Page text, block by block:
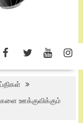
ஊக்குவிக்கும்